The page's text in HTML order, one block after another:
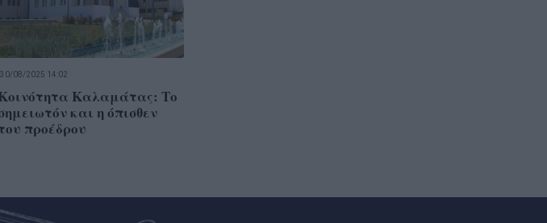
30/08/2025 14:02
Καλαμάτας: Το
και η όπισθεν
προέδρου